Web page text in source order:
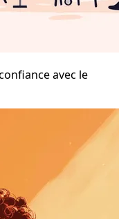
avec le